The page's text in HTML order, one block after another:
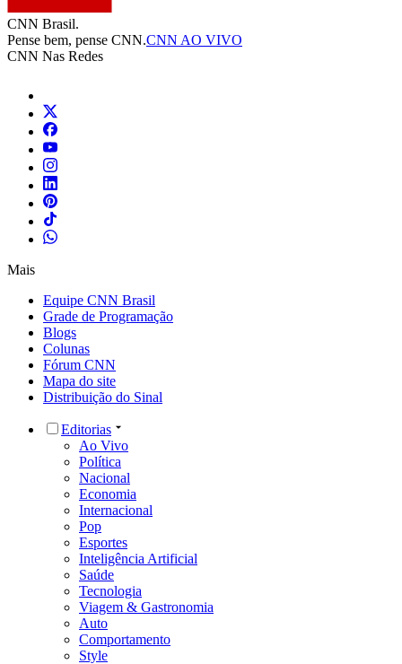
CNN Brasil.
Pense bem, pense CNN.CNN AO VIVO
CNN Nas Redes
Mais
Equipe CNN Brasil
Grade de Programação
Blogs
Colunas
Fórum CNN
Mapa do site
Distribuição do Sinal
Editorias
Ao Vivo
Política
Nacional
Economia
Internacional
Pop
Esportes
Inteligência Artificial
Saúde
Tecnologia
Viagem & Gastronomia
Auto
Comportamento
Style